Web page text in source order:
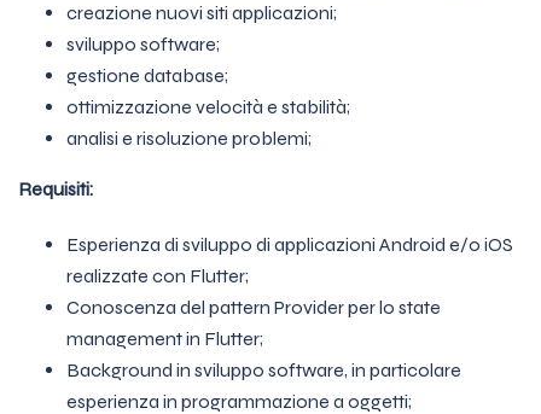
creazione nuovi siti applicazioni;
sviluppo software;
gestione database;
ottimizzazione velocità e stabilità;
analisi e risoluzione problemi;
Requisiti:
Esperienza di sviluppo di applicazioni Android e/o iOS
realizzate con Flutter;
Conoscenza del pattern Provider per lo state
management in Flutter;
Background in sviluppo software, in particolare
esperienza in programmazione a oggetti;